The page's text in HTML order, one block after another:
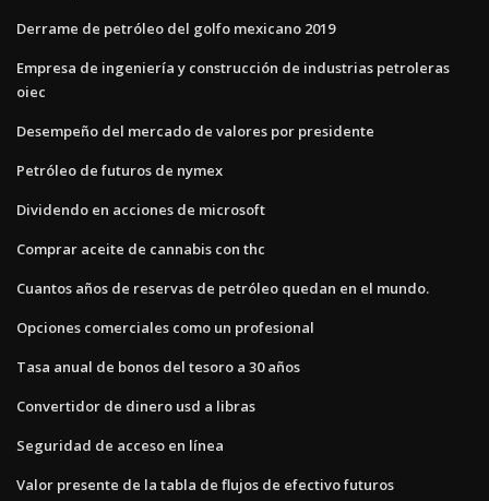
Derrame de petróleo del golfo mexicano 2019
Empresa de ingeniería y construcción de industrias petroleras
oiec
Desempeño del mercado de valores por presidente
Petróleo de futuros de nymex
Dividendo en acciones de microsoft
Comprar aceite de cannabis con thc
Cuantos años de reservas de petróleo quedan en el mundo.
Opciones comerciales como un profesional
Tasa anual de bonos del tesoro a 30 años
Convertidor de dinero usd a libras
Seguridad de acceso en línea
Valor presente de la tabla de flujos de efectivo futuros